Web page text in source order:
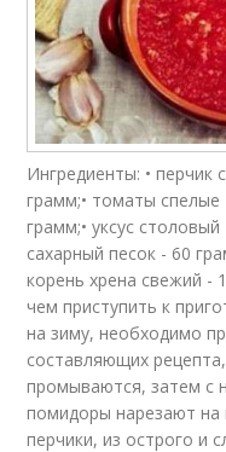
Ингредиенты: • перчик
грамм;• томаты спелые
грамм;• уксус
сахарный песок - 60
корень хрена свежий -
чем приступить к
на зиму, необходимо
составляющих
промываются, затем с
помидоры нарезают на
перчики, из острого и